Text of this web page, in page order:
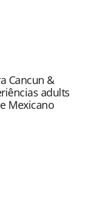
empresas/2022/10/
historia-no-
na página.
Editora é
direito autoral.
da PANROTAS
Cancun &
adults
Mexicano